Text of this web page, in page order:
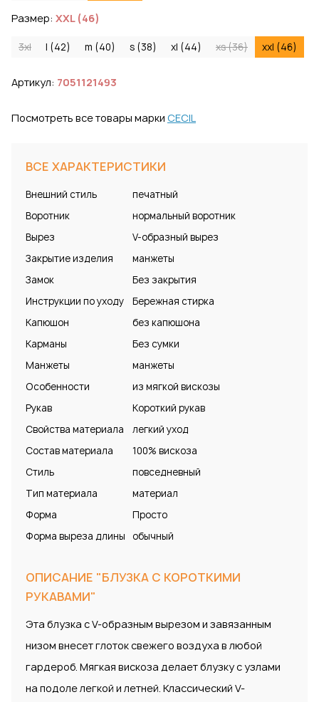
Размер: XXL (46)
3xl l (42) m (40) s (38) xl (44) xs (36) xxl (46)
Артикул: 7051121493
Посмотреть все товары марки CECIL
ВСЕ ХАРАКТЕРИСТИКИ
Внешний стиль
печатный
Воротник
нормальный воротник
Вырез
V-образный вырез
Закрытие изделия
манжеты
Замок
Без закрытия
Инструкции по уходу
Бережная стирка
Капюшон
без капюшона
Карманы
Без сумки
Манжеты
манжеты
Особенности
из мягкой вискозы
Рукав
Короткий рукав
Свойства материала
легкий уход
Состав материала
100% вискоза
Стиль
повседневный
Тип материала
материал
Форма
Просто
Форма выреза длины
обычный
ОПИСАНИЕ "БЛУЗКА С КОРОТКИМИ
РУКАВАМИ"
Эта блузка с V-образным вырезом и завязанным
низом внесет глоток свежего воздуха в любой
гардероб. Мягкая вискоза делает блузку с узлами
на подоле легкой и летней. Классический V-